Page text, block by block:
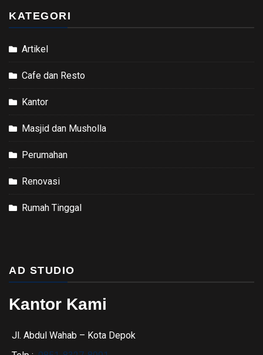
KATEGORI
Artikel
Cafe dan Resto
Kantor
Masjid dan Musholla
Perumahan
Renovasi
Rumah Tinggal
AD STUDIO
Kantor Kami
Jl. Abdul Wahab – Kota Depok